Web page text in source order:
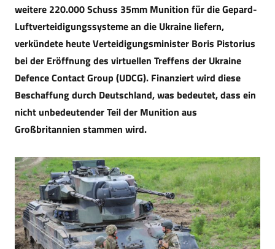
weitere 220.000 Schuss 35mm Munition für die Gepard-
Luftverteidigungssysteme an die Ukraine liefern,
verkündete heute Verteidigungsminister Boris Pistorius
bei der Eröffnung des virtuellen Treffens der Ukraine
Defence Contact Group (UDCG). Finanziert wird diese
Beschaffung durch Deutschland, was bedeutet, dass ein
nicht unbedeutender Teil der Munition aus
Großbritannien stammen wird.